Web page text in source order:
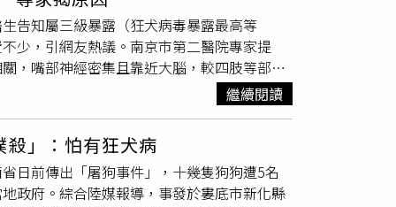
免收公立殯葬設施費用，適用對象包含警
為「日常支出」與「急難支出」專戶，並強
助家犬貓絕育，公、母分別補助600元及
此外，動保處未來也將與農業部寵物登記管
登記資料，包含寵物名、性別、品種、絕育
別資訊。動保處表示，即日起至9月30日前
有絕育補助、免費施打犬貓狂犬病疫苗、免
告知屬三級暴露（狂犬病毒暴露最高等
少，引網友熱議。南京市第二醫院專家提
，嘴部神經密集且靠近大腦，較四肢等部位
用清水進行最基本的沖洗，再及時就醫注射
腦炎。對於沒有接受疫苗免疫的感染者，當
毒。狂犬病的早期症狀包括發燒與傷口的刺
癱瘓、意識混亂或喪失知覺。狂犬病自染病
於病毒沿著周圍神經進犯到中樞神經系統的
繼續閱讀
」：怕有狂犬病
日前傳出「屠狗事件」，十幾隻狗狗遭5名
政府。綜合陸媒報導，事發於婁底市新化縣